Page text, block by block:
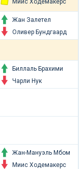
Миис Ходемакерс
Жан Залетел
Оливер Бундгаард
Биллаль Брахими
Чарли Нук
Жан-Мануэль Мбом
Миис Ходемакерс